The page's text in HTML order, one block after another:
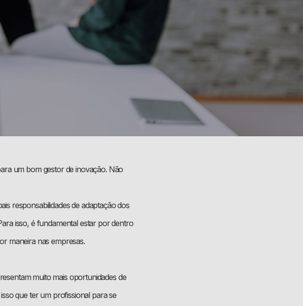
um bom gestor de inovação. Não
responsabilidades de adaptação dos
isso, é fundamental estar por dentro
maneira nas empresas.
muito mais oportunidades de
que ter um profissional para se